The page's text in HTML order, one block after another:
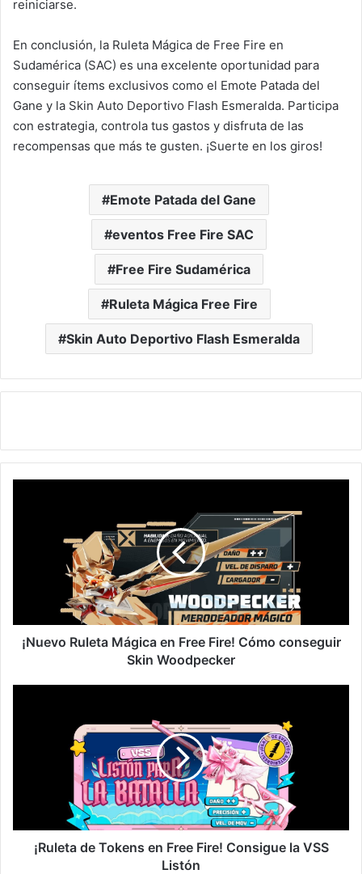
reiniciarse.
En conclusión, la Ruleta Mágica de Free Fire en
Sudamérica (SAC) es una excelente oportunidad para
conseguir ítems exclusivos como el Emote Patada del
Gane y la Skin Auto Deportivo Flash Esmeralda. Participa
con estrategia, controla tus gastos y disfruta de las
recompensas que más te gusten. ¡Suerte en los giros!
Emote Patada del Gane
eventos Free Fire SAC
Free Fire Sudamérica
Ruleta Mágica Free Fire
Skin Auto Deportivo Flash Esmeralda
conseguir
Skin
Woodpecker
¡Nuevo Ruleta Mágica en Free Fire! Cómo conseguir
Skin Woodpecker
VSS
Listón¡Ruleta de Tokens en Free Fire! Consigue la VSS
Listón